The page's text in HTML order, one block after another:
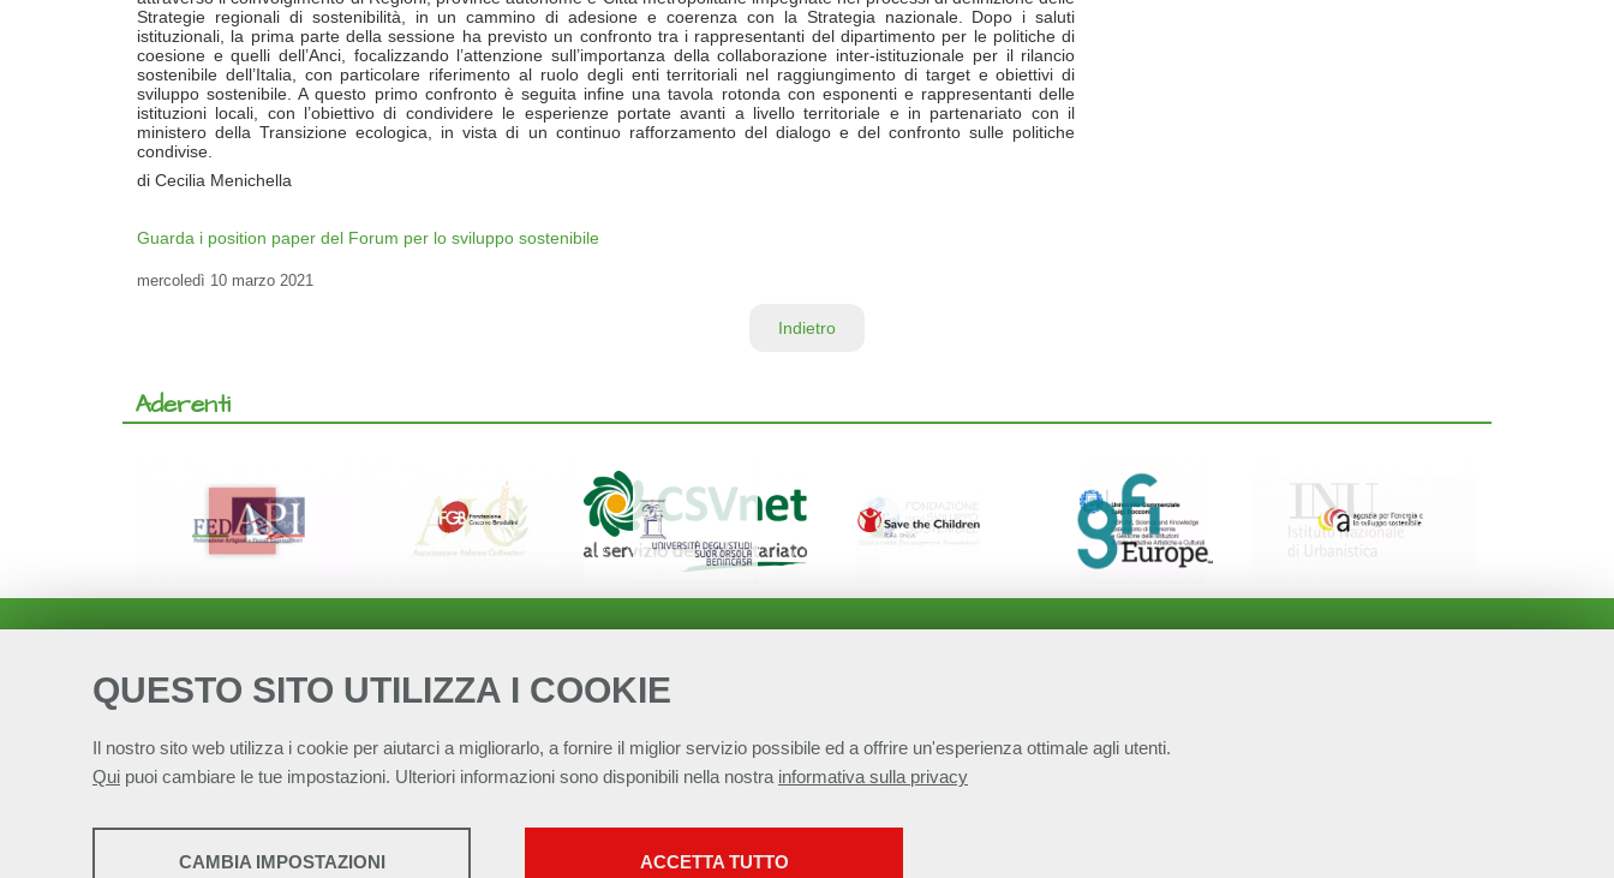
QUESTO SITO UTILIZZA I COOKIE
Il nostro sito web utilizza i cookie per aiutarci a migliorarlo, a fornire il miglior servizio possibile ed a offrire un'esperienza ottimale agli utenti.
Qui puoi cambiare le tue impostazioni. Ulteriori informazioni sono disponibili nella nostra informativa sulla privacy
STATISTICHE
CAMBIA IMPOSTAZIONI ACCETTA TUTTO
Strategie regionali di sostenibilità, in un cammino di adesione e coerenza con la Strategia nazionale. Dopo i saluti
istituzionali, la prima parte della sessione ha previsto un confronto tra i rappresentanti del dipartimento per le politiche di
coesione e quelli dell’Anci, focalizzando l’attenzione sull’importanza della collaborazione inter-istituzionale per il rilancio
sostenibile dell’Italia, con particolare riferimento al ruolo degli enti territoriali nel raggiungimento di target e obiettivi di
sviluppo sostenibile. A questo primo confronto è seguita infine una tavola rotonda con esponenti e rappresentanti delle
istituzioni locali, con l’obiettivo di condividere le esperienze portate avanti a livello territoriale e in partenariato con il
ministero della Transizione ecologica, in vista di un continuo rafforzamento del dialogo e del confronto sulle politiche
condivise.
di Cecilia Menichella
Guarda i position paper del Forum per lo sviluppo sostenibile
mercoledì 10 marzo 2021
Indietro
Aderenti
Alleanza Italiana per lo Sviluppo Sostenibile - ASviS